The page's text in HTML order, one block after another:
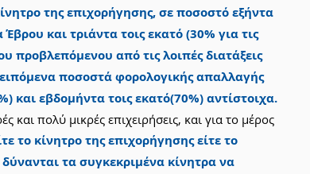
της επιχορήγησης, σε ποσοστό εξήντα
και τριάντα τοις εκατό (30% για τις
προβλεπόμενου από τις λοιπές διατάξεις
ποσοστά φορολογικής απαλλαγής
και εβδομήντα τοις εκατό(70%) αντίστοιχα.
και πολύ μικρές επιχειρήσεις, και για το μέρος
το κίνητρο της επιχορήγησης είτε το
τα συγκεκριμένα κίνητρα να